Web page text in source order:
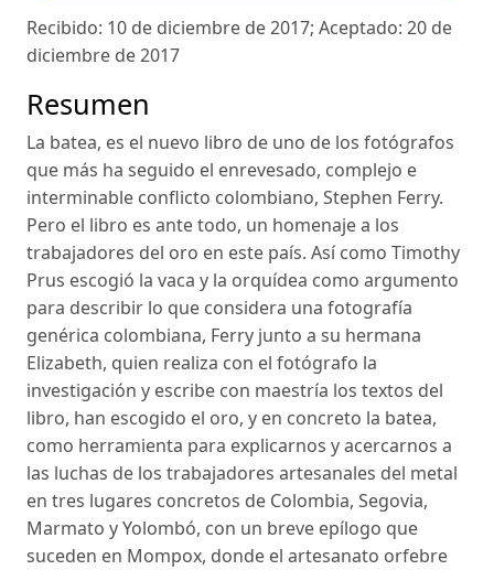
Recibido: 10 de diciembre de 2017; Aceptado: 20 de
diciembre de 2017
Resumen
La batea, es el nuevo libro de uno de los fotógrafos
que más ha seguido el enrevesado, complejo e
interminable conflicto colombiano, Stephen Ferry.
Pero el libro es ante todo, un homenaje a los
trabajadores del oro en este país. Así como Timothy
Prus escogió la vaca y la orquídea como argumento
para describir lo que considera una fotografía
genérica colombiana, Ferry junto a su hermana
Elizabeth, quien realiza con el fotógrafo la
investigación y escribe con maestría los textos del
libro, han escogido el oro, y en concreto la batea,
como herramienta para explicarnos y acercarnos a
las luchas de los trabajadores artesanales del metal
en tres lugares concretos de Colombia, Segovia,
Marmato y Yolombó, con un breve epílogo que
suceden en Mompox, donde el artesanato orfebre